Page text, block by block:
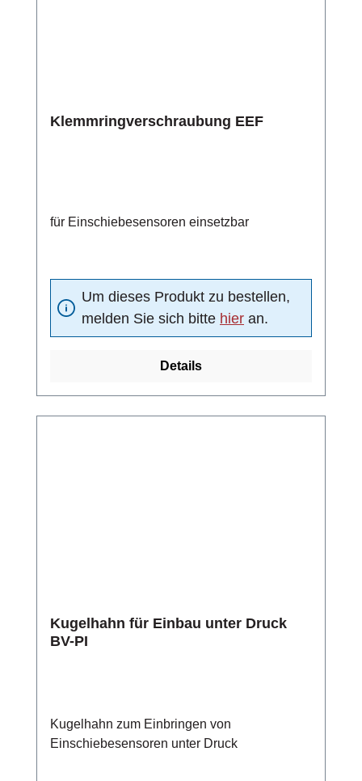
Klemmringverschraubung EEF
für Einschiebesensoren einsetzbar
Um dieses Produkt zu bestellen,
melden Sie sich bitte hier an.
Details
Kugelhahn für Einbau unter Druck
BV-PI
Kugelhahn zum Einbringen von
Einschiebesensoren unter Druck